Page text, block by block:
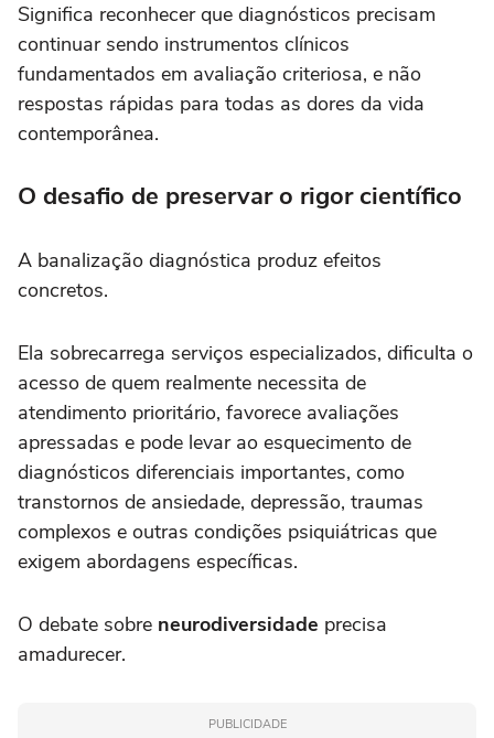
Significa reconhecer que diagnósticos precisam
continuar sendo instrumentos clínicos
fundamentados em avaliação criteriosa, e não
respostas rápidas para todas as dores da vida
contemporânea.
O desafio de preservar o rigor científico
A banalização diagnóstica produz efeitos
concretos.
Ela sobrecarrega serviços especializados, dificulta o
acesso de quem realmente necessita de
atendimento prioritário, favorece avaliações
apressadas e pode levar ao esquecimento de
diagnósticos diferenciais importantes, como
transtornos de ansiedade, depressão, traumas
complexos e outras condições psiquiátricas que
exigem abordagens específicas.
O debate sobre neurodiversidade precisa
amadurecer.
PUBLICIDADE